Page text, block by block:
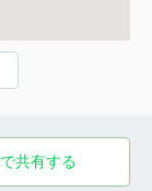
共有する